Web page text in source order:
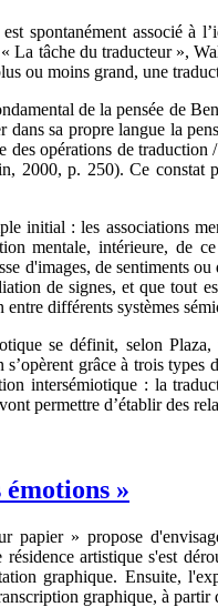
spontanément associé à
La tâche du traducteur »,
ou moins grand, une
de la pensée de
dans sa propre langue la
des opérations de
2000, p. 250). Ce constat
initial : les associations
mentale, intérieure, de
d'images, de sentiments
de signes, et que tout
différents systèmes
se définit, selon
s’opèrent grâce à trois
intersémiotique : la
permettre d’établir des
»
papier » propose
artistique s'est
graphique. Ensuite,
graphique, à